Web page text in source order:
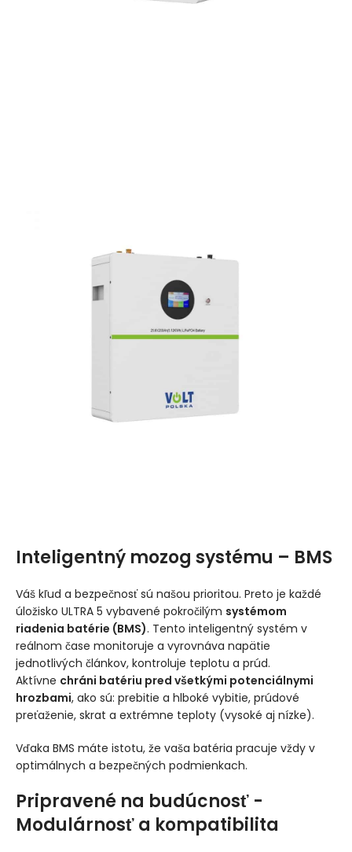
Inteligentný mozog systému – BMS
Váš kľud a bezpečnosť sú našou prioritou. Preto je každé
úložisko ULTRA 5 vybavené pokročilým systémom
riadenia batérie (BMS). Tento inteligentný systém v
reálnom čase monitoruje a vyrovnáva napätie
jednotlivých článkov, kontroluje teplotu a prúd.
Aktívne chráni batériu pred všetkými potenciálnymi
hrozbami, ako sú: prebitie a hlboké vybitie, prúdové
preťaženie, skrat a extrémne teploty (vysoké aj nízke).
Vďaka BMS máte istotu, že vaša batéria pracuje vždy v
optimálnych a bezpečných podmienkach.
Pripravené na budúcnosť -
Modulárnosť a kompatibilita